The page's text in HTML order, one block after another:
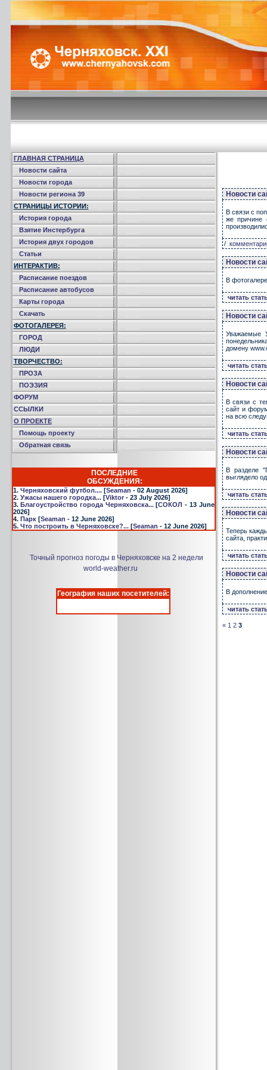
ГЛАВНАЯ СТРАНИЦА
Новости сайта
Новости города
Новости региона 39
СТРАНИЦЫ ИСТОРИИ:
История города
Взятие Инстербурга
История двух городов
Статьи
ИНТЕРАКТИВ:
Расписание поездов
Расписание автобусов
Карты города
Скачать
ФОТОГАЛЕРЕЯ:
ГОРОД
ЛЮДИ
ТВОРЧЕСТВО:
ПРОЗА
ПОЭЗИЯ
ФОРУМ
ССЫЛКИ
О ПРОЕКТЕ
Помощь проекту
Обратная связь
ПОСЛЕДНИЕ
ОБСУЖДЕНИЯ:
1. Черняховский футбол....[Seaman - 02 August 2026]
2. Ужасы нашего городка...[Viktor- 23 July 2026]
3.Благоустройство города Черняховска...[СОКОЛ - 13 June
2026]
4. Парк[Seaman - 12 June 2026]
5. Что построить в Черняховске?...[Seaman - 12 June 2026]
Точный прогноз погоды в Черняховске на 2 недели
world-weather.ru
География наших посетителей:
Новости
В связи с
же причине
/
Новости
В
читать
Новости
Уважаемые
домену
читать
Новости
В связи с
сайт и
на всю
читать
Новости
В разделе
выглядело
читать
Новости
Теперь
сайта,
читать
Новости
В
читать
« 1 2 3